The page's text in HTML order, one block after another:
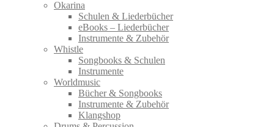
Okarina
Schulen & Liederbücher
eBooks – Liederbücher
Instrumente & Zubehör
Whistle
Songbooks & Schulen
Instrumente
Worldmusic
Bücher & Songbooks
Instrumente & Zubehör
Klangshop